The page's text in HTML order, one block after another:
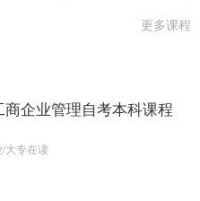
更多课程
商企业管理自考本科课程
大专在读